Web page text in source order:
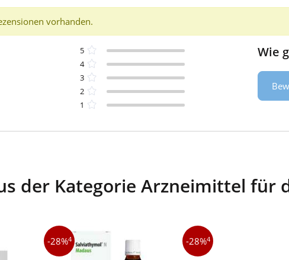
vorhanden.
5
4
3
2
1
Wie
der Kategorie Arzneimittel für
-28%4 -28%4